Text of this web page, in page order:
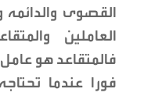
القصوى والدائمه
العاملين
فالمتقاعد هو
فورا عندما